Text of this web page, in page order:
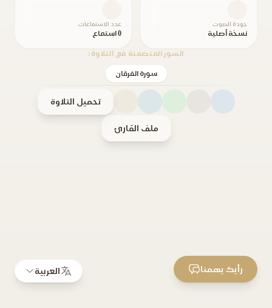
جودة الصوت
نسخة أصلية
عدد الاستماعات
0 استماع
السور المتضمنة في التلاوة:
سورة الفرقان
تحميل التلاوة
ملف القارئ
العربية رأيك يهمنا